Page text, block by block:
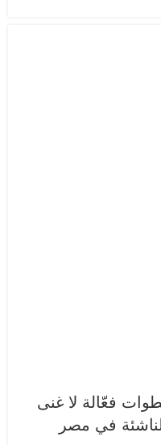
بيانات العملاء: 6 خطوات فعّالة لا غنى
في مصر